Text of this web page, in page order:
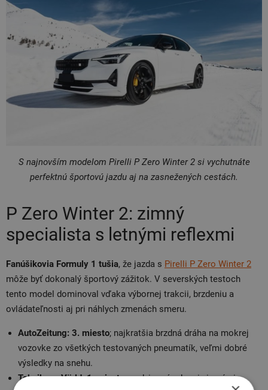
S najnovším modelom Pirelli P Zero Winter 2 si vychutnáte
perfektnú športovú jazdu aj na zasnežených cestách.
P Zero Winter 2: zimný
specialista s letnými reflexmi
Fanúšikovia Formuly 1 tušia, že jazda s Pirelli P Zero Winter 2
môže byť dokonalý športový zážitok. V severských testoch
tento model dominoval vďaka výbornej trakcii, brzdeniu a
ovládateľnosti aj pri náhlych zmenách smeru.
AutoZeitung: 3. miesto; najkratšia brzdná dráha na mokrej
vozovke zo všetkých testovaných pneumatík, veľmi dobré
výsledky na snehu.
Teknikens Värld: 1. miestomedzi európskymi zimnými